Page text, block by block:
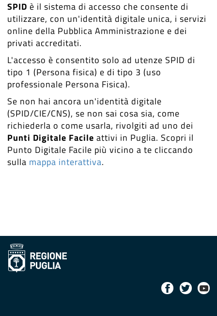
SPID è il sistema di accesso che consente di
utilizzare, con un'identità digitale unica, i servizi
online della Pubblica Amministrazione e dei
privati accreditati.
L'accesso è consentito solo ad utenze SPID di
tipo 1 (Persona fisica) e di tipo 3 (uso
professionale Persona Fisica).
Se non hai ancora un'identità digitale
(SPID/CIE/CNS), se non sai cosa sia, come
richiederla o come usarla, rivolgiti ad uno dei
Punti Digitale Facile attivi in Puglia. Scopri il
Punto Digitale Facile più vicino a te cliccando
sulla mappa interattiva.